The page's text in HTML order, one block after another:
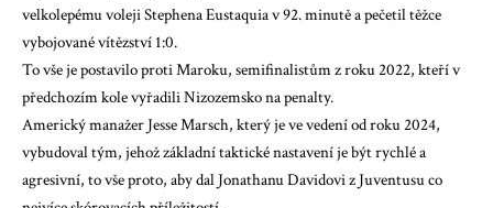
velkolepému voleji Stephena Eustaquia v 92. minutě a pečetil těžce
vybojované vítězství 1:0.
To vše je postavilo proti Maroku, semifinalistům z roku 2022, kteří v
předchozím kole vyřadili Nizozemsko na penalty.
Americký manažer Jesse Marsch, který je ve vedení od roku 2024,
vybudoval tým, jehož základní taktické nastavení je být rychlé a
agresivní, to vše proto, aby dal Jonathanu Davidovi z Juventusu co